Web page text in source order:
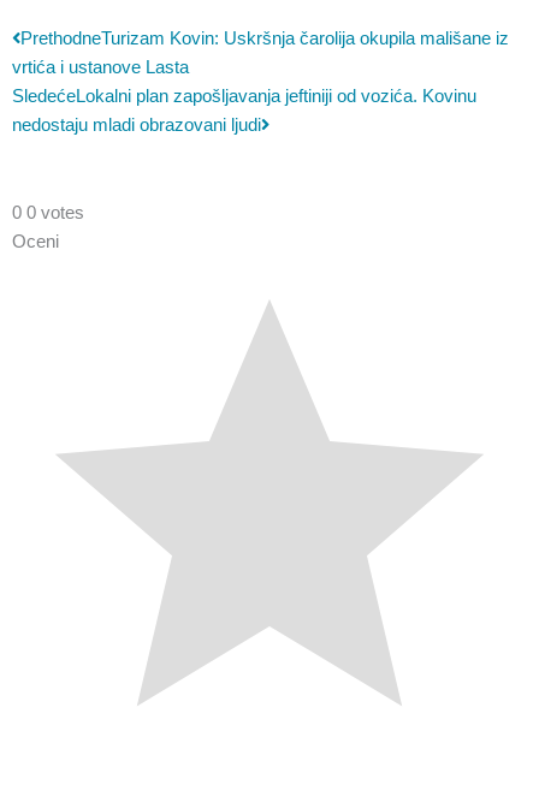
Prev
PrethodneTurizam Kovin: Uskršnja čarolija okupila mališane iz
vrtića i ustanove Lasta
SledećeLokalni plan zapošljavanja jeftiniji od vozića. Kovinu
nedostaju mladi obrazovani ljudi
Sledeća
0 0 votes
Oceni